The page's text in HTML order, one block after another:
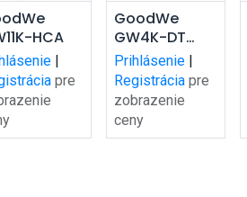
Pridať do
košíka
HCA
|
pre
Pridať do
košíka
GoodWe
GW4K-DT
(wifi)
Prihlásenie |
Registrácia pre
zobrazenie
ceny